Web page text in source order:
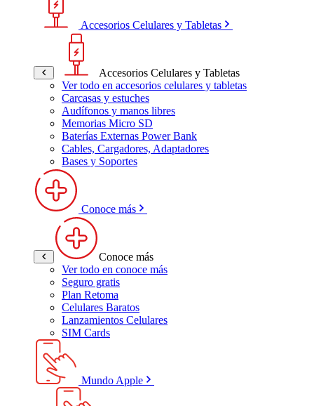
Accesorios Celulares y Tabletas
Accesorios Celulares y Tabletas
Ver todo en accesorios celulares y tabletas
Carcasas y estuches
Audífonos y manos libres
Memorias Micro SD
Baterías Externas Power Bank
Cables, Cargadores, Adaptadores
Bases y Soportes
Conoce más
Conoce más
Ver todo en conoce más
Seguro gratis
Plan Retoma
Celulares Baratos
Lanzamientos Celulares
SIM Cards
Mundo Apple